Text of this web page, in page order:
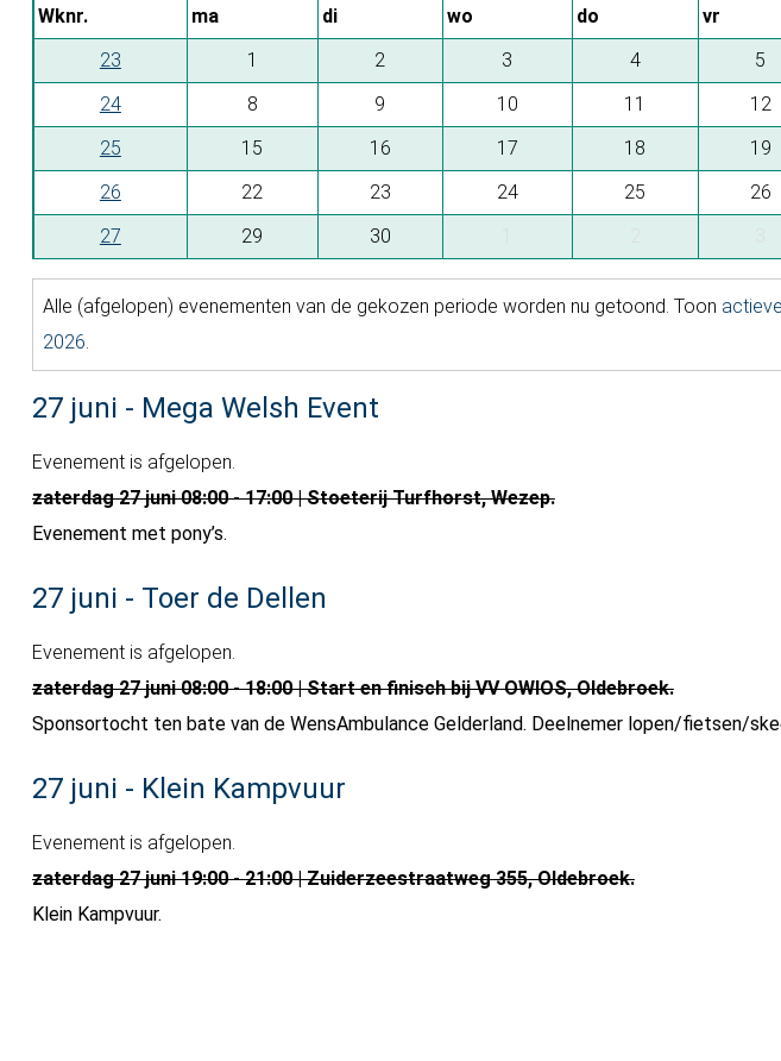
Wknr. ma di wo do vr
23
1 2 3 4 5
24
8 9 10 11 12
25
15 16 17 18 19
26
22 23 24 25 26
27
29 30
Alle (afgelopen) evenementen van de gekozen periode worden nu getoond. Toon
2026.
27 juni - Mega Welsh Event
Evenement is afgelopen.
zaterdag 27 juni 08:00 - 17:00 | Stoeterij Turfhorst, Wezep.
Evenement met pony’s.
27 juni - Toer de Dellen
Evenement is afgelopen.
zaterdag 27 juni 08:00 - 18:00 | Start en finisch bij VV OWIOS, Oldebroek.
Sponsortocht ten bate van de WensAmbulance Gelderland. Deelnemer lopen/fietsen/
27 juni - Klein Kampvuur
Evenement is afgelopen.
zaterdag 27 juni 19:00 - 21:00 | Zuiderzeestraatweg 355, Oldebroek.
Klein Kampvuur.